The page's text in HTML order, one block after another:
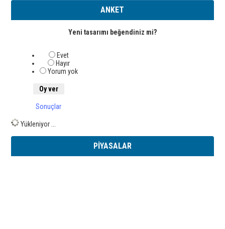
ANKET
Yeni tasarımı beğendiniz mi?
Evet
Hayır
Yorum yok
Sonuçlar
Yükleniyor ...
PİYASALAR